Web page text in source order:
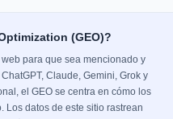
(GEO)?
para que sea mencionado y
Claude, Gemini, Grok y
el GEO se centra en cómo los
Los datos de este sitio rastrean